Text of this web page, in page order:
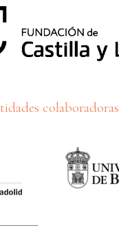
colaboradoras